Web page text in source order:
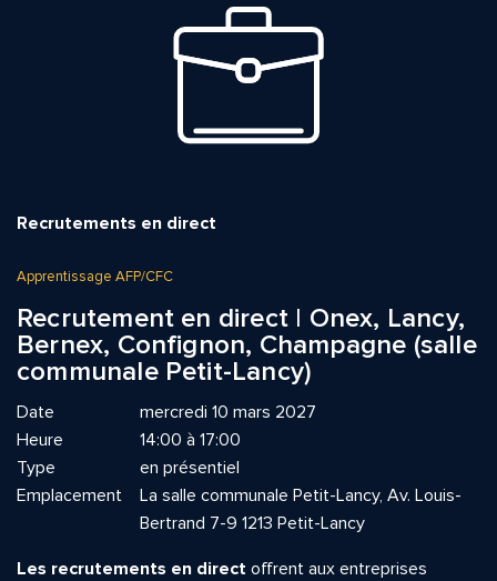
Recrutements en direct
Apprentissage AFP/CFC
Recrutement en direct | Onex, Lancy,
Bernex, Confignon, Champagne (salle
communale Petit-Lancy)
Date
mercredi 10 mars 2027
Heure
14:00 à 17:00
Type
en présentiel
Emplacement
La salle communale Petit-Lancy, Av. Louis-
Bertrand 7-9 1213 Petit-Lancy
Les recrutements en direct offrent aux entreprises